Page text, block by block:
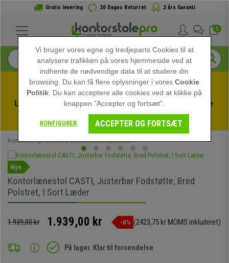
Gratis levering 30 Dages Returret 2 års Garanti
0
Udnyt sommerudsalget hos kontorstolepro! Eksklusive
rabatter i en begrænset periode - Se tilbuddet
Kontorstolepro Kontorstole Kontorlænestole
Nye
Kontorlænestol CASTI, Justerbar Fodstøtte, Bred
Polstret, I Sort Læder
1.939,00 kr 1.939,00 kr -0% (2423,75 kr MOMS inkluderet)
På lager. Klar til forsendelse
Vi bruger vores egne og tredjeparts Cookies til at
analysere trafikken på vores hjemmeside ved at
indhente de nødvendige data til at studere din
browsing. Du kan få flere oplysninger i voresCookie
Politik . Du kan acceptere alle cookies ved at klikke på
knappen ”Accepter og fortsæt”.
KONFIGURER ACCEPTER OG FORTSÆT